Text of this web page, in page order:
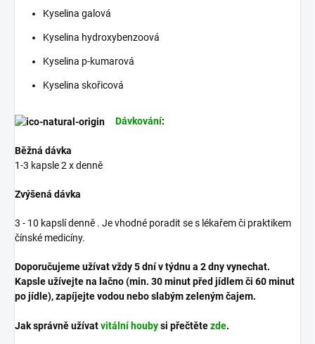
Kyselina galová
Kyselina hydroxybenzoová
Kyselina p-kumarová
Kyselina skořicová
Dávkování:
Běžná dávka
1-3 kapsle 2 x denně
Zvýšená dávka
3 - 10 kapslí denně . Je vhodné poradit se s lékařem či praktikem
čínské medicíny.
Doporučujeme užívat vždy 5 dní v týdnu a 2 dny vynechat.
Kapsle užívejte na lačno (min. 30 minut před jídlem či 60 minut
po jídle), zapíjejte vodou nebo slabým zeleným čajem.
Jak správně užívatvitální houbysi přečtětezde.